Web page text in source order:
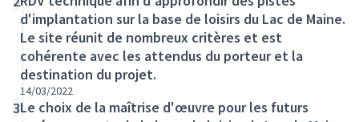
d'implantation sur la base de loisirs du Lac de Maine.
Le site réunit de nombreux critères et est
cohérente avec les attendus du porteur et la
destination du projet.
14/03/2022
3Le choix de la maîtrise d'œuvre pour les futurs